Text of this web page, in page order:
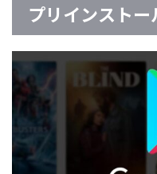
プリインスト